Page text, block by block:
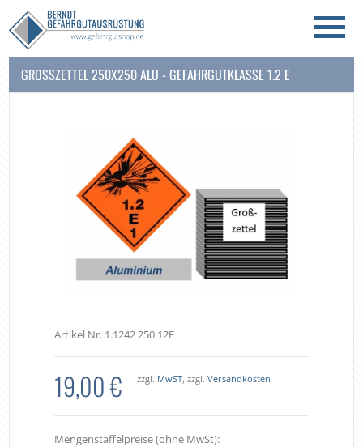
GROSSZETTEL 250X250 ALU - GEFAHRGUTKLASSE 1.2 E
Artikel Nr. 1.1242 250 12E
19,00 € zzgl. MwST, zzgl. Versandkosten
Mengenstaffelpreise (ohne MwSt):